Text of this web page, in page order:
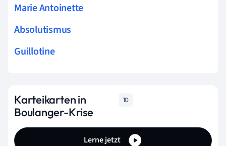
Marie Antoinette
Absolutismus
Guillotine
Karteikarten in
Boulanger-Krise
10
Lerne jetzt